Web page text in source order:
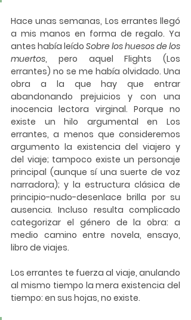
Hace unas semanas, Los errantes llegó
a mis manos en forma de regalo. Ya
antes había leído Sobre los huesos de los
muertos, pero aquel Flights (Los
errantes) no se me había olvidado. Una
obra a la que hay que entrar
abandonando prejuicios y con una
inocencia lectora virginal. Porque no
existe un hilo argumental en Los
errantes, a menos que consideremos
argumento la existencia del viajero y
del viaje; tampoco existe un personaje
principal (aunque sí una suerte de voz
narradora); y la estructura clásica de
principio-nudo-desenlace brilla por su
ausencia. Incluso resulta complicado
categorizar el género de la obra: a
medio camino entre novela, ensayo,
libro de viajes.
Los errantes te fuerza al viaje, anulando
al mismo tiempo la mera existencia del
tiempo: en sus hojas, no existe.